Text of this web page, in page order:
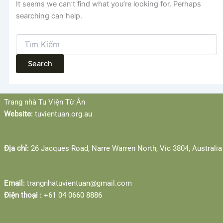
It seems we can’t find what you’re looking for. Perhaps
searching can help.
Search
for:
Trang nhà Tu Viện Từ Ân
Website: tuvientuan.org.au
Địa chỉ: 26 Jacques Road, Narre Warren North, Vic 3804, Australia
Email: trangnhatuvientuan@gmail.com
Điện thoại : ‎+61 04 0660 8886
Facebook YouTube